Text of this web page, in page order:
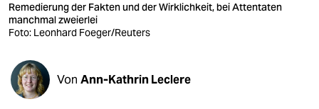
fragen & hilfe
unterstützen
abo
genossenschaft
Remedierung der Fakten und der Wirklichkeit, bei Attentaten
manchmal zweierlei
Foto: Leonhard Foeger/Reuters
Von Ann-Kathrin Leclere